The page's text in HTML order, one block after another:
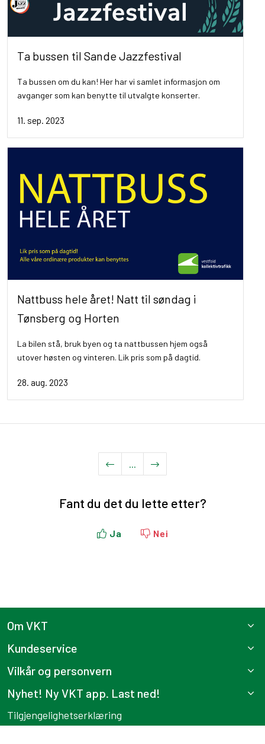
Ta bussen til Sande Jazzfestival
Ta bussen om du kan! Her har vi samlet informasjon om
avganger som kan benytte til utvalgte konserter.
11. sep. 2023
Nattbuss hele året! Natt til søndag i
Tønsberg og Horten
La bilen stå, bruk byen og ta nattbussen hjem også
utover høsten og vinteren. Lik pris som på dagtid.
28. aug. 2023
Fant du det du lette etter?
Ja Nei
Om VKT
Kundeservice
Vilkår og personvern
Nyhet! Ny VKT app. Last ned!
Tilgjengelighetserklæring